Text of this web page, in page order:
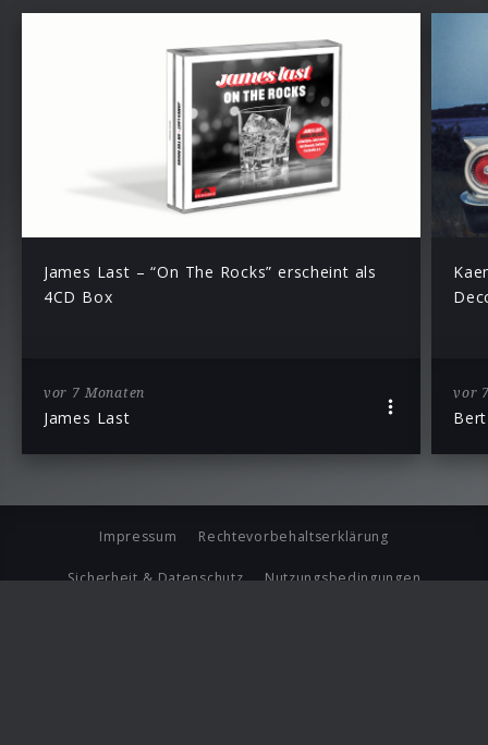
James Last – “On The Rocks” erscheint als
4CD Box
vor 7 Monaten
James Last
vor
Impressum Rechtevorbehaltserklärung
Sicherheit & Datenschutz Nutzungsbedingungen